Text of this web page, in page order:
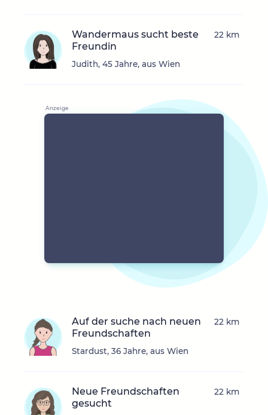
Wandermaus sucht beste
Freundin
Judith, 45 Jahre, aus Wien
22 km
Auf der suche nach neuen
Freundschaften
Stardust, 36 Jahre, aus Wien
22 km
Neue Freundschaften
gesucht
22 km